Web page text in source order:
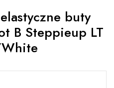
buty
B Steppieup LT